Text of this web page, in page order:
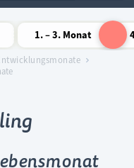
1. – 3. Monat